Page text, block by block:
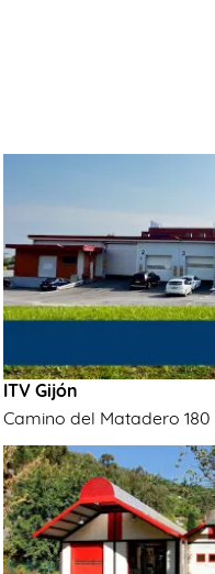
ITV Gijón
Camino del Matadero 180